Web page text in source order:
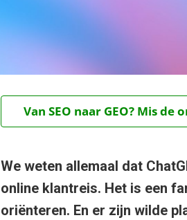
Van SEO naar GEO? Mis
We weten allemaal dat
online klantreis. Het is een
oriënteren. En er zijn wilde